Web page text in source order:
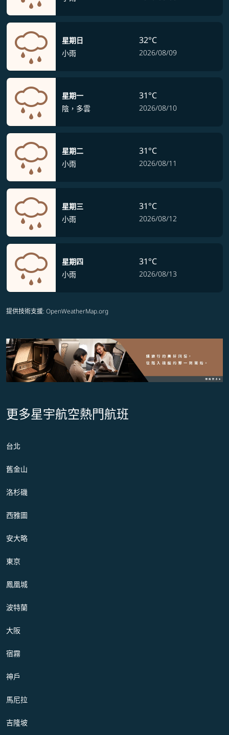
星期日
小雨
32°C
2026/08/09
星期一
陰，多雲
31°C
2026/08/10
星期二
小雨
31°C
2026/08/11
星期三
小雨
31°C
2026/08/12
星期四
小雨
31°C
2026/08/13
提供技術支援: OpenWeatherMap.org
更多星宇航空熱門航班
台北
舊金山
洛杉磯
西雅圖
安大略
東京
鳳凰城
波特蘭
大阪
宿霧
神戶
馬尼拉
吉隆坡